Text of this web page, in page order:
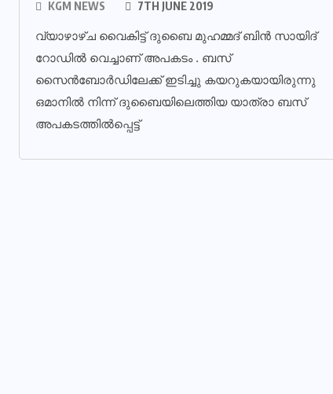
KGM NEWS 7TH JUNE 2019
വ്യാഴാഴ്ച വൈകിട്ട് ദുബൈ മുഹമ്മദ് ബിൻ സായിദ്
റോഡിൽ വെച്ചാണ് അപകടം . ബസ്
സൈൻബോർഡിലേക്ക് ഇടിച്ചു കയറുകയായിരുന്നു
ഒമാനിൽ നിന്ന് ദുബൈയിലെത്തിയ യാത്രാ ബസ്
അപകടത്തിൽപ്പെട്ട്